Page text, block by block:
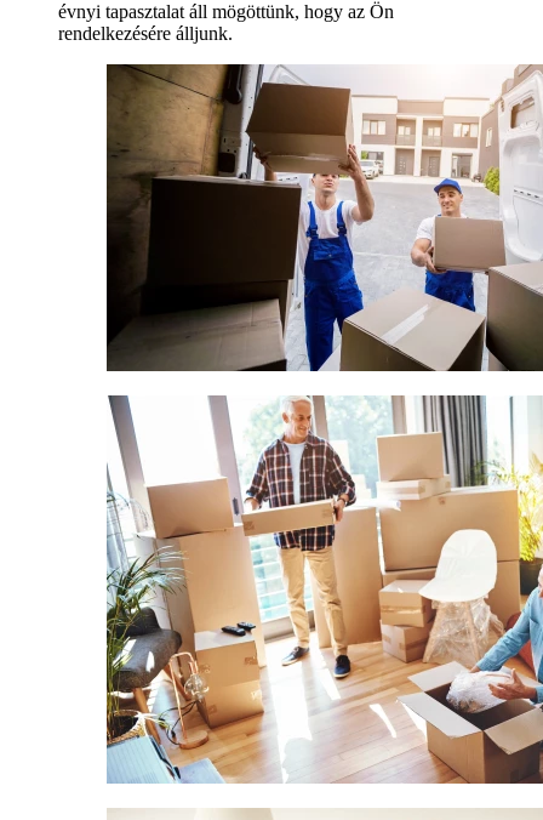
évnyi tapasztalat áll mögöttünk, hogy az Ön
rendelkezésére álljunk.